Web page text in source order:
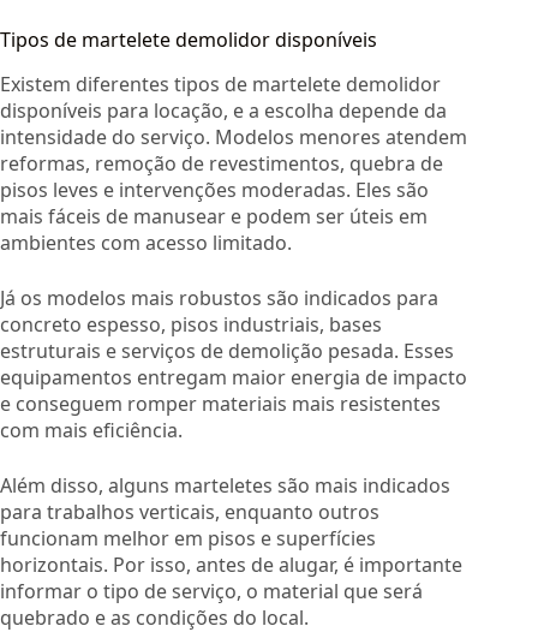
Tipos de martelete demolidor disponíveis
Existem diferentes tipos de martelete demolidor
disponíveis para locação, e a escolha depende da
intensidade do serviço. Modelos menores atendem
reformas, remoção de revestimentos, quebra de
pisos leves e intervenções moderadas. Eles são
mais fáceis de manusear e podem ser úteis em
ambientes com acesso limitado.
Já os modelos mais robustos são indicados para
concreto espesso, pisos industriais, bases
estruturais e serviços de demolição pesada. Esses
equipamentos entregam maior energia de impacto
e conseguem romper materiais mais resistentes
com mais eficiência.
Além disso, alguns marteletes são mais indicados
para trabalhos verticais, enquanto outros
funcionam melhor em pisos e superfícies
horizontais. Por isso, antes de alugar, é importante
informar o tipo de serviço, o material que será
quebrado e as condições do local.